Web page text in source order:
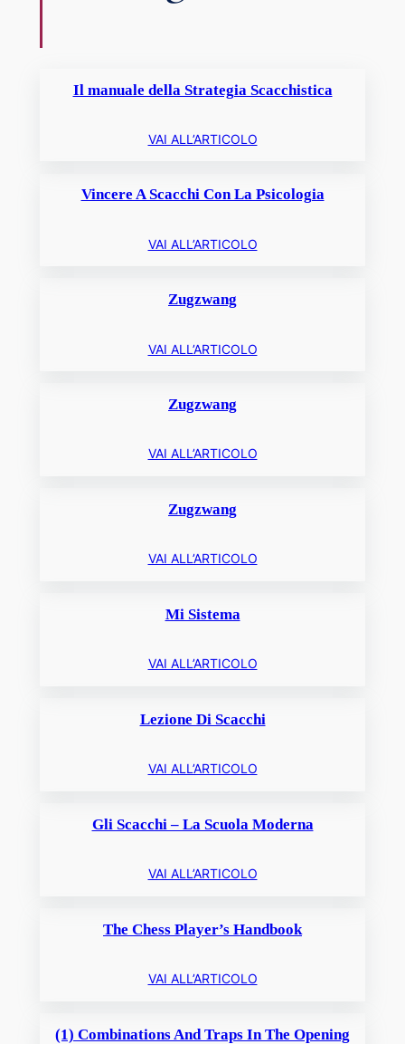
Il manuale della Strategia Scacchistica
VAI ALL’ARTICOLO
Vincere A Scacchi Con La Psicologia
VAI ALL’ARTICOLO
Zugzwang
VAI ALL’ARTICOLO
Zugzwang
VAI ALL’ARTICOLO
Zugzwang
VAI ALL’ARTICOLO
Mi Sistema
VAI ALL’ARTICOLO
Lezione Di Scacchi
VAI ALL’ARTICOLO
Gli Scacchi – La Scuola Moderna
VAI ALL’ARTICOLO
The Chess Player’s Handbook
VAI ALL’ARTICOLO
(1) Combinations And Traps In The Opening